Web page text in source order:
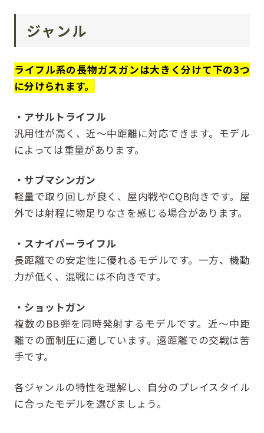
ジャンル
ライフル系の長物ガスガンは大きく分けて下の3つ
に分けられます。
・アサルトライフル
汎用性が高く、近〜中距離に対応できます。モデル
によっては重量があります。
・サブマシンガン
軽量で取り回しが良く、屋内戦やCQB向きです。屋
外では射程に物足りなさを感じる場合があります。
・スナイパーライフル
長距離での安定性に優れるモデルです。一方、機動
力が低く、混戦には不向きです。
・ショットガン
複数のBB弾を同時発射するモデルです。近〜中距
離での面制圧に適しています。遠距離での交戦は苦
手です。
各ジャンルの特性を理解し、自分のプレイスタイル
に合ったモデルを選びましょう。